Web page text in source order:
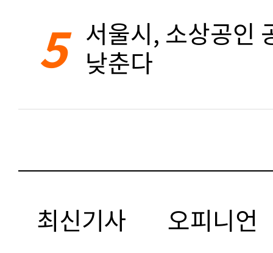
5 서울시, 소상공인
낮춘다
최신기사
오피니언